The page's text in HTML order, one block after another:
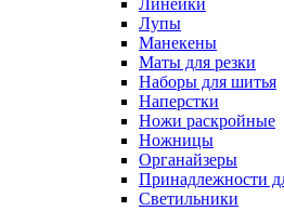
Линейки
Лупы
Манекены
Маты для резки
Наборы для шитья
Наперстки
Ножи раскройные
Ножницы
Органайзеры
Принадлежности
Светильники